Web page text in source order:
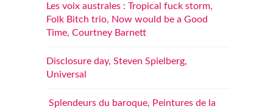
Les voix australes : Tropical fuck storm,
Folk Bitch trio, Now would be a Good
Time, Courtney Barnett
Disclosure day, Steven Spielberg,
Universal
Splendeurs du baroque, Peintures de la